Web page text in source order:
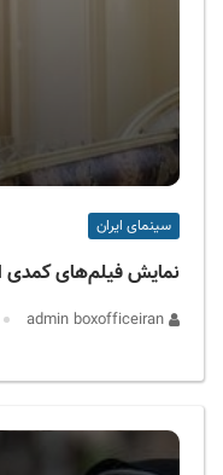
سینمای ایران
نمایش فیلم‌های کمدی